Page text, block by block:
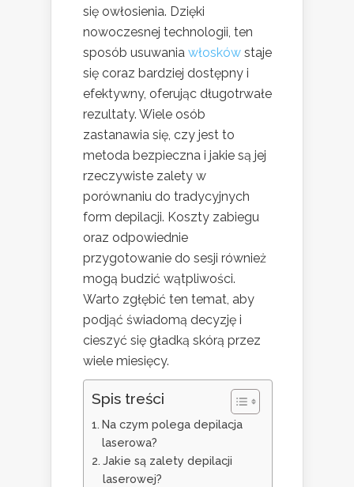
się owłosienia. Dzięki
nowoczesnej technologii, ten
sposób usuwania włosków staje
się coraz bardziej dostępny i
efektywny, oferując długotrwałe
rezultaty. Wiele osób
zastanawia się, czy jest to
metoda bezpieczna i jakie są jej
rzeczywiste zalety w
porównaniu do tradycyjnych
form depilacji. Koszty zabiegu
oraz odpowiednie
przygotowanie do sesji również
mogą budzić wątpliwości.
Warto zgłębić ten temat, aby
podjąć świadomą decyzję i
cieszyć się gładką skórą przez
wiele miesięcy.
Spis treści
Na czym polega depilacja
laserowa?
Jakie są zalety depilacji
laserowej?